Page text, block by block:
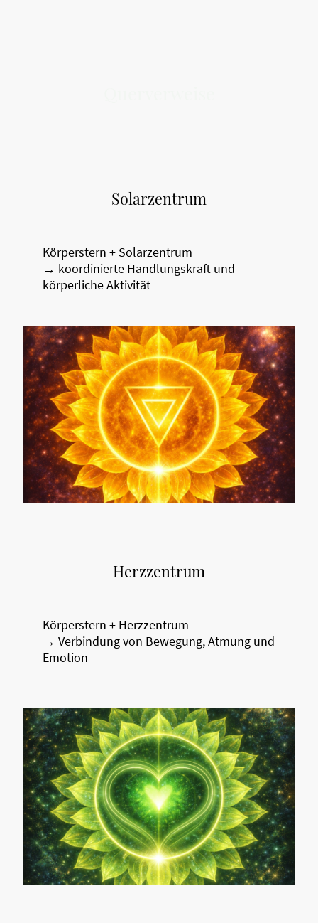
Solarzentrum
Körperstern + Solarzentrum
→ koordinierte Handlungskraft und
körperliche Aktivität
Herzzentrum
Körperstern + Herzzentrum
→ Verbindung von Bewegung, Atmung und
Emotion